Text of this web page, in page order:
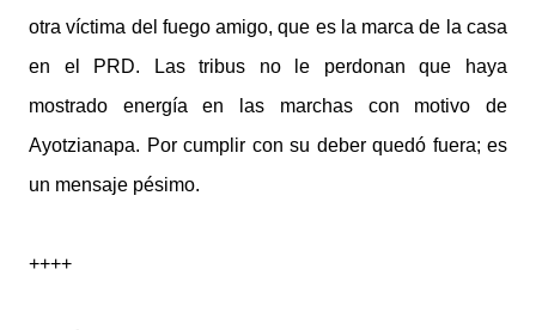
otra víctima del fuego amigo, que es la marca de la casa
en el PRD. Las tribus no le perdonan que haya
mostrado energía en las marchas con motivo de
Ayotzianapa. Por cumplir con su deber quedó fuera; es
un mensaje pésimo.
++++